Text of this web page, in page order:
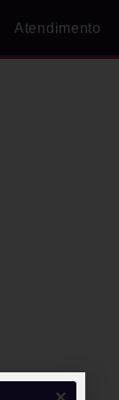
Atendimento